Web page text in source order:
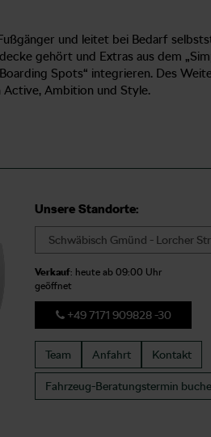
und leitet bei Bedarf
gehört und Extras aus dem
Spots“ integrieren. Des
Ambition und Style.
Unsere Standorte:
Verkauf: heute ab 09:00 Uhr
geöffnet
+49 7171 909828 -30
Team Anfahrt Kontakt
Fahrzeug-Beratungstermin